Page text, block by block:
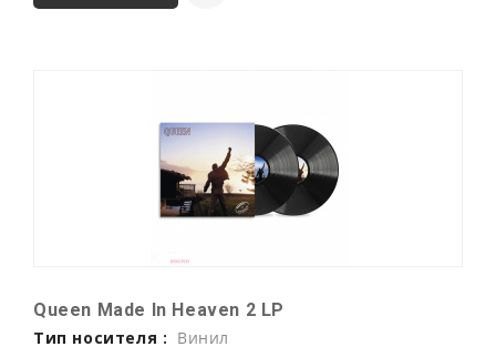
Queen Made In Heaven 2 LP
Тип носителя : Винил